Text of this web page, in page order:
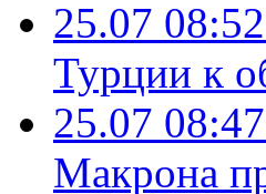
25.07 08:52
Турции к
25.07 08:47
Макрона